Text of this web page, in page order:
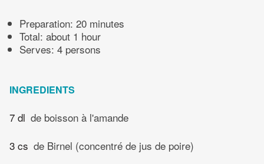
Preparation: 20 minutes
Total: about 1 hour
Serves: 4 persons
INGREDIENTS
7 dl de boisson à l'amande
3 cs de Birnel (concentré de jus de poire)